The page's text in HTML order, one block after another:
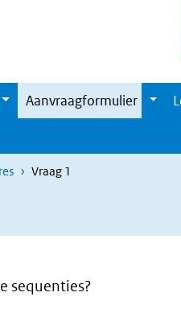
Aanvraagformulier
Vraag 1
sequenties?